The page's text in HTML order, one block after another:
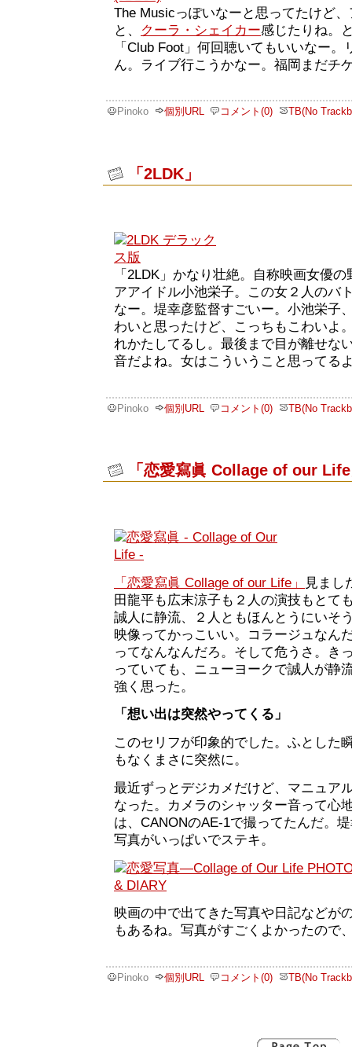
The Musicっぽいなーと思ってたけど
と、
クーラ・シェイカー感じたりね。
「Club Foot」何回聴いてもいいなー
ん。ライブ行こうかなー。福岡まだチ
Pinoko 個別URL コメント(0) TB(No
「2LDK」
「2LDK」かなり壮絶。自称映画女優
アアイドル小池栄子。この女２人のバ
なー。堤幸彦監督すごいー。小池栄子
わいと思ったけど、こっちもこわいよ
れかたしてるし。最後まで目が離せな
音だよね。女はこういうこと思ってる
Pinoko 個別URL コメント(0) TB(No
「恋愛寫眞 Collage of our
「恋愛寫眞 Collage of our Life」
見まし
田龍平も広末涼子も２人の演技もとて
誠人に静流、２人ともほんとうにいそ
映像ってかっこいい。コラージュなん
ってなんなんだろ。そして危うさ。き
っていても、ニューヨークで誠人が静
強く思った。
「想い出は突然やってくる」
このセリフが印象的でした。ふとした
もなくまさに突然に。
最近ずっとデジカメだけど、マニュア
なった。カメラのシャッター音って心
は、CANONのAE-1で撮ってたんだ。
写真がいっぱいでステキ。
映画の中で出てきた写真や日記などが
もあるね。写真がすごくよかったので
Pinoko 個別URL コメント(0) TB(No